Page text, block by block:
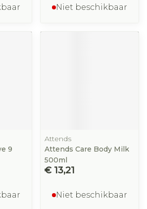
Niet beschikbaar
9
Attends
Attends Care Body Milk
500ml
€ 13,21
Niet beschikbaar